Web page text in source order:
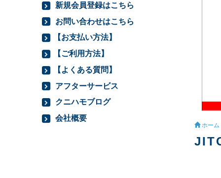
ホーム
新規会員登録はこちら
お問い合わせはこちら
【お支払い方法】
【ご利用方法】
【よくある質問】
アフターサービス
クニハモブログ
会社概要